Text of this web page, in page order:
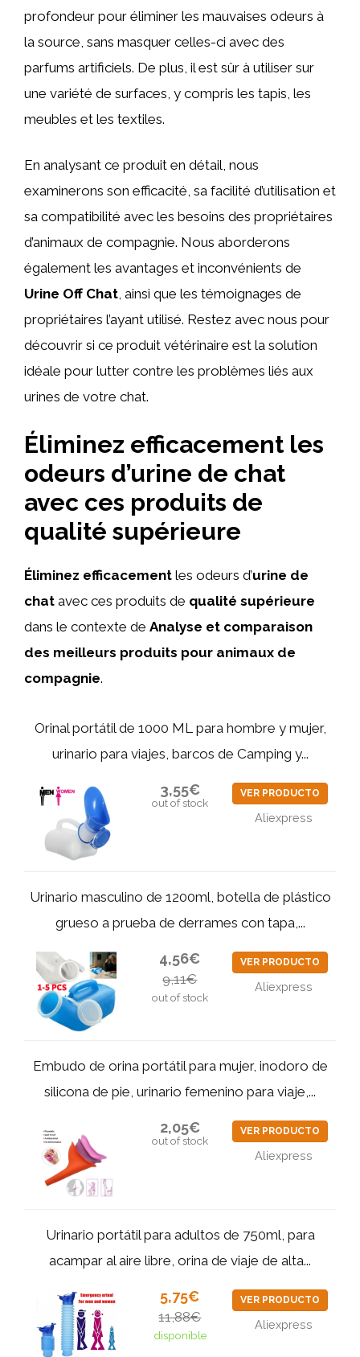
profondeur pour éliminer les mauvaises odeurs à
la source, sans masquer celles-ci avec des
parfums artificiels. De plus, il est sûr à utiliser sur
une variété de surfaces, y compris les tapis, les
meubles et les textiles.
En analysant ce produit en détail, nous
examinerons son efficacité, sa facilité d’utilisation et
sa compatibilité avec les besoins des propriétaires
d’animaux de compagnie. Nous aborderons
également les avantages et inconvénients de
Urine Off Chat, ainsi que les témoignages de
propriétaires l’ayant utilisé. Restez avec nous pour
découvrir si ce produit vétérinaire est la solution
idéale pour lutter contre les problèmes liés aux
urines de votre chat.
Éliminez efficacement les
odeurs d’urine de chat
avec ces produits de
qualité supérieure
Éliminez efficacement les odeurs d’urine de
chat avec ces produits de qualité supérieure
dans le contexte de Analyse et comparaison
des meilleurs produits pour animaux de
compagnie.
Orinal portátil de 1000 ML para hombre y mujer,
urinario para viajes, barcos de Camping y...
3,55€
out of stock
VER PRODUCTO
Aliexpress
Urinario masculino de 1200ml, botella de plástico
grueso a prueba de derrames con tapa,...
4,56€
9,11€
out of stock
VER PRODUCTO
Aliexpress
Embudo de orina portátil para mujer, inodoro de
silicona de pie, urinario femenino para viaje,...
2,05€
out of stock
VER PRODUCTO
Aliexpress
Urinario portátil para adultos de 750ml, para
acampar al aire libre, orina de viaje de alta...
5,75€
11,88€
disponible
VER PRODUCTO
Aliexpress